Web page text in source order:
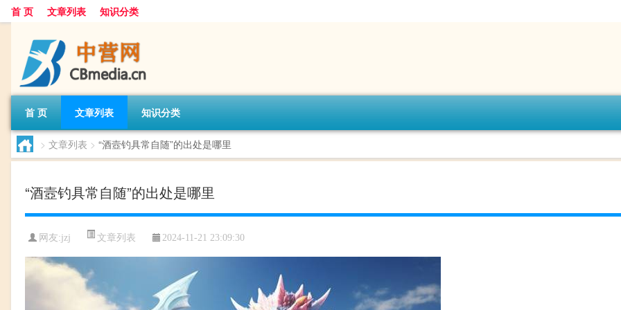
首 页 文章列表 知识分类
首 页 文章列表 知识分类
> 文章列表 > “酒壼钓具常自随”的出处是哪里
“酒壼钓具常自随”的出处是哪里
网友:jzj 文章列表 2024-11-21 23:09:30